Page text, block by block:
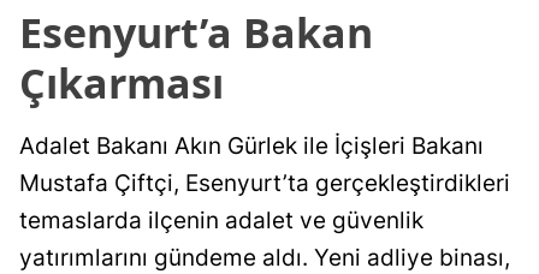
Esenyurt’a Bakan
Çıkarması
Adalet Bakanı Akın Gürlek ile İçişleri Bakanı
Mustafa Çiftçi, Esenyurt’ta gerçekleştirdikleri
temaslarda ilçenin adalet ve güvenlik
yatırımlarını gündeme aldı. Yeni adliye binası,